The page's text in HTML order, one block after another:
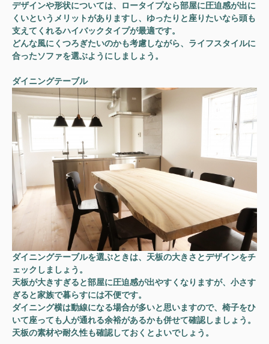
デザインや形状については、ロータイプなら部屋に圧迫感が出に
くいというメリットがありますし、ゆったりと座りたいなら頭も
支えてくれるハイバックタイプが最適です。
どんな風にくつろぎたいのかも考慮しながら、ライフスタイルに
合ったソファを選ぶようにしましょう。
ダイニングテーブル
ダイニングテーブルを選ぶときは、天板の大きさとデザインをチ
ェックしましょう。
天板が大きすぎると部屋に圧迫感が出やすくなりますが、小さす
ぎると家族で暮らすには不便です。
ダイニング横は動線になる場合が多いと思いますので、椅子をひ
いて座っても人が通れる余裕があるかも併せて確認しましょう。
天板の素材や耐久性も確認しておくとよいでしょう。